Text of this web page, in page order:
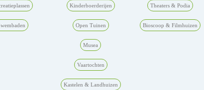
Kinderboerderijen
Open Tuinen
Musea
Vaartochten
Kastelen & Landhuizen
Theaters & Podia
Bioscoop & Filmhuizen